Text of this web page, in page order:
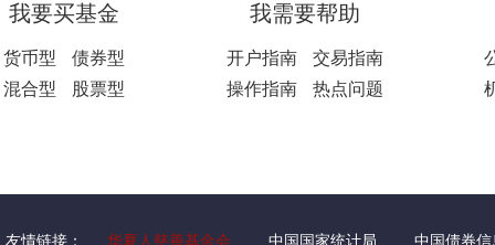
我要买基金
货币型
债券型
混合型
股票型
我需要帮助
开户指南
交易指南
操作指南
热点问题
友情链接： 华夏人慈善基金会 中国国家统计局 中国债券信